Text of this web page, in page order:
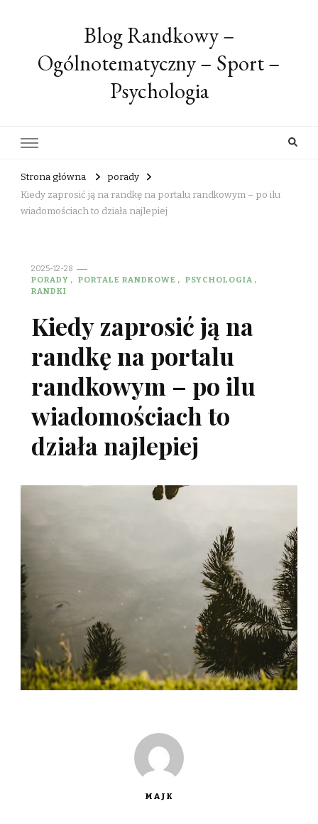
Blog Randkowy –
Ogólnotematyczny – Sport –
Psychologia
Strona główna
porady
Kiedy zaprosić ją na randkę na portalu randkowym – po ilu
wiadomościach to działa najlepiej
2025-12-28
PORADY
PORTALE RANDKOWE
PSYCHOLOGIA
RANDKI
Kiedy zaprosić ją na
randkę na portalu
randkowym – po ilu
wiadomościach to
działa najlepiej
MAJK